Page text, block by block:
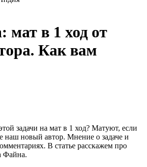
мат в 1 ход от
Как вам
задачи на мат в 1 ход? Матуют, если
наш новый автор. Мнение о задаче и
В статье расскажем про
Файна.